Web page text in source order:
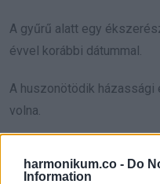
harmonikum.co - Do
Information
A gyűrű alatt egy
évvel korábbi dátummal.
A huszonötödik házassági
volna.
Azonnal magam előtt
konyhában, ahogy